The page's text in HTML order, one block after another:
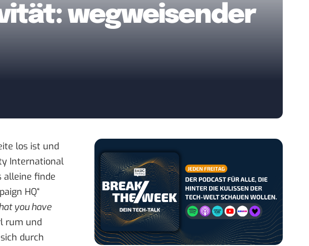
wegweisender
los ist und
International
alleine finde
HQ“
you have
rum und
durch